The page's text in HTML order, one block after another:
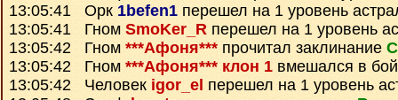
13:05:41 Орк 1befen1 перешел на 1 уровень
13:05:41 Гном SmoKer_R перешел на 1 уровень
13:05:42 Гном ***Афоня*** прочитал заклинание
13:05:42 Гном ***Афоня*** клон 1 вмешался в бой
13:05:42 Человек igor_el перешел на 1 уровень